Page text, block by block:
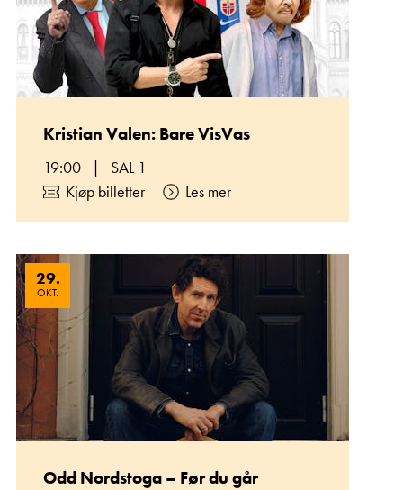
Kristian Valen: Bare VisVas
19:00 |
SAL 1
Kjøp billetter
Les mer
29.
OKT.
Odd Nordstoga – Før du går